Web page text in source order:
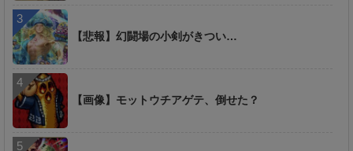
【悲報】幻闘場の小剣がきつい…
【画像】モットウチアゲテ、倒せた？